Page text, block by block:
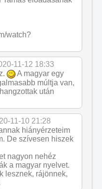
watch?
11-12 18:33
A magyar egy
múltja van,
után
11-10 21:28
hiányérzeteim
De szívesen hiszek
nagyon nehéz
a magyar nyelvet.
lesznek, rájönnek,